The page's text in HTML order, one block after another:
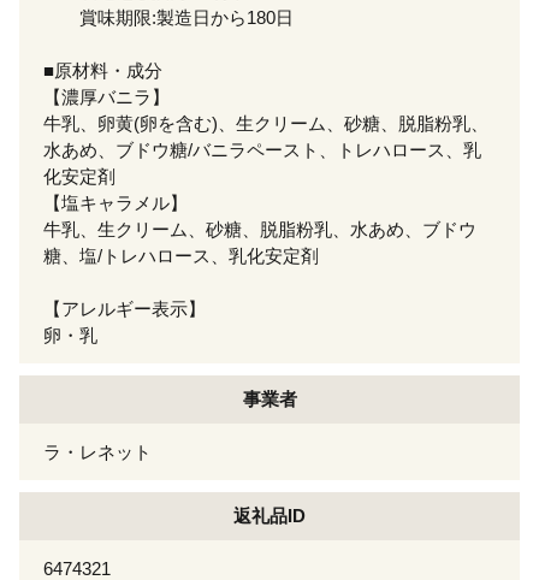
賞味期限:製造日から180日
■原材料・成分
【濃厚バニラ】
牛乳、卵黄(卵を含む)、生クリーム、砂糖、脱脂粉乳、
水あめ、ブドウ糖/バニラペースト、トレハロース、乳
化安定剤
【塩キャラメル】
牛乳、生クリーム、砂糖、脱脂粉乳、水あめ、ブドウ
糖、塩/トレハロース、乳化安定剤
【アレルギー表示】
卵・乳
事業者
ラ・レネット
返礼品ID
6474321